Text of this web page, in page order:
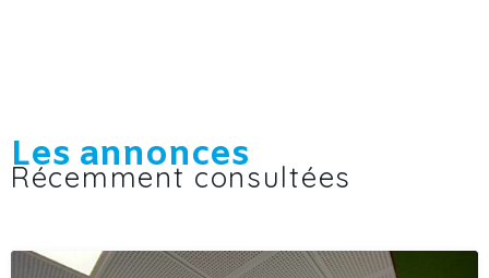
Les annonces
Récemment consultées